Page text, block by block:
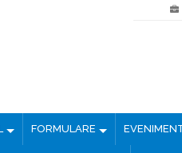
t
FORMULARE